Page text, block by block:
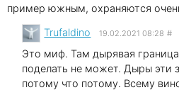
пример южным, охраняются
Trufaldino 19.02.2021 08:28 #
Это миф. Там дырявая
поделать не может. Дыры эти
потому что потому. Всему